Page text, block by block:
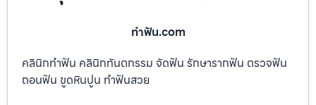
ทําฟัน.com
คลินิกทำฟัน คลินิกทันตกรรม จัดฟัน รักษารากฟัน ตรวจฟัน
ถอนฟัน ขูดหินปูน ทำฟันสวย